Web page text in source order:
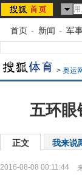
首页 - 新闻 - 军
> 奥运
五环眼
正文 我来说
2016-08-08 00:11:44